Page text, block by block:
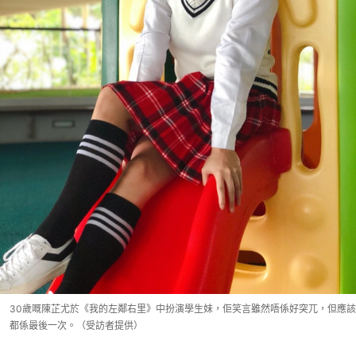
30歲嘅陳芷尤於《我的左鄰右里》中扮演學生妹，佢笑言雖然唔係好突兀，但應該
都係最後一次。（受訪者提供）